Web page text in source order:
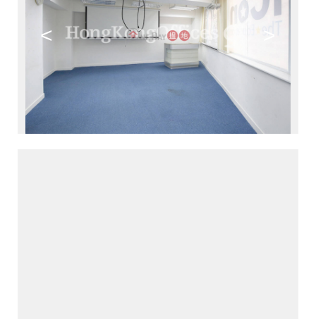
< >